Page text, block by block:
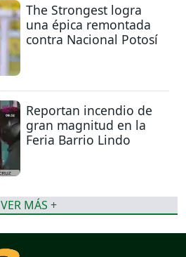
The Strongest logra
una épica remontada
contra Nacional Potosí
Reportan incendio de
gran magnitud en la
Feria Barrio Lindo
VER MÁS +